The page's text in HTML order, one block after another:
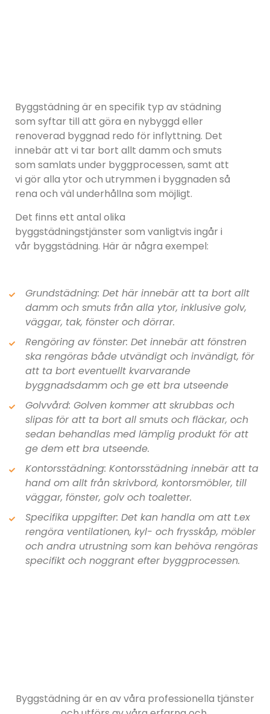
Byggstädning är en specifik typ av städning
som syftar till att göra en nybyggd eller
renoverad byggnad redo för inflyttning. Det
innebär att vi tar bort allt damm och smuts
som samlats under byggprocessen, samt att
vi gör alla ytor och utrymmen i byggnaden så
rena och väl underhållna som möjligt.
Det finns ett antal olika
byggstädningstjänster som vanligtvis ingår i
vår byggstädning. Här är några exempel:
Grundstädning: Det här innebär att ta bort allt
damm och smuts från alla ytor, inklusive golv,
väggar, tak, fönster och dörrar.
Rengöring av fönster: Det innebär att fönstren
ska rengöras både utvändigt och invändigt, för
att ta bort eventuellt kvarvarande
byggnadsdamm och ge ett bra utseende
Golvvård: Golven kommer att skrubbas och
slipas för att ta bort all smuts och fläckar, och
sedan behandlas med lämplig produkt för att
ge dem ett bra utseende.
Kontorsstädning: Kontorsstädning innebär att ta
hand om allt från skrivbord, kontorsmöbler, till
väggar, fönster, golv och toaletter.
Specifika uppgifter: Det kan handla om att t.ex
rengöra ventilationen, kyl- och frysskåp, möbler
och andra utrustning som kan behöva rengöras
specifikt och noggrant efter byggprocessen.
Byggstädning är en av våra professionella tjänster